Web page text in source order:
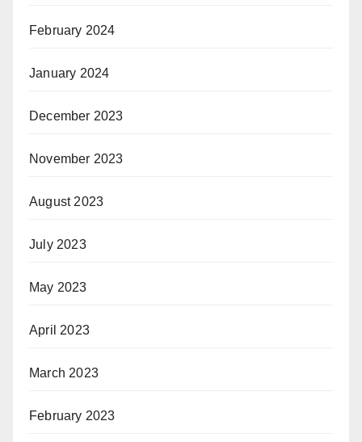
February 2024
January 2024
December 2023
November 2023
August 2023
July 2023
May 2023
April 2023
March 2023
February 2023